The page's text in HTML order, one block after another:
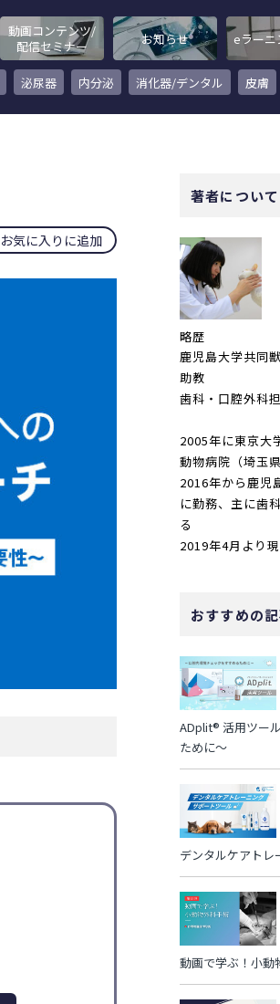
動画コンテンツ/
配信セミナー
お知らせ eラーニ
泌尿器 内分泌 消化器/デンタル 皮膚
お気に入りに追加
著者について
略歴
鹿児島大学共同
助教
歯科・口腔外科
2005年に東京大
動物病院（埼玉
2016年から鹿児
に勤務、主に歯
る
2019年4月より
おすすめの
ADplit® 活用ツー
ために～
デンタルケアトレ
動画で学ぶ！小動